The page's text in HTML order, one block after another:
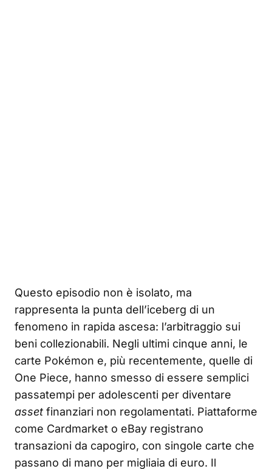
Questo episodio non è isolato, ma
rappresenta la punta dell’iceberg di un
fenomeno in rapida ascesa: l’arbitraggio sui
beni collezionabili. Negli ultimi cinque anni, le
carte Pokémon e, più recentemente, quelle di
One Piece, hanno smesso di essere semplici
passatempi per adolescenti per diventare
asset finanziari non regolamentati. Piattaforme
come Cardmarket o eBay registrano
transazioni da capogiro, con singole carte che
passano di mano per migliaia di euro. Il